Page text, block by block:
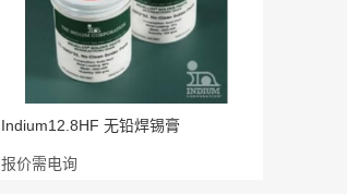
Indium12.8HF 无铅焊锡膏
报价需电询